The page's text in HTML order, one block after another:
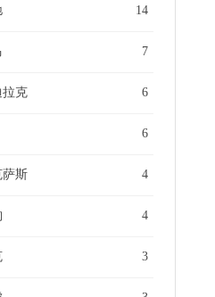
14
7
6
拉克
6
4
萨斯
4
3